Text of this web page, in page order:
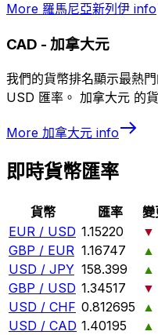
More 羅馬尼亞新列伊 info
CAD - 加拿大元
我們的貨幣排名顯示最熱
USD 匯率。 加拿大元 的
More 加拿大元 info
即時貨幣匯率
貨幣 匯率
變
EUR / USD 1.15220
▼
GBP / EUR 1.16747
▲
USD / JPY 158.399
▲
GBP / USD 1.34517
▼
USD / CHF 0.812695
▲
USD / CAD 1.40195
▲